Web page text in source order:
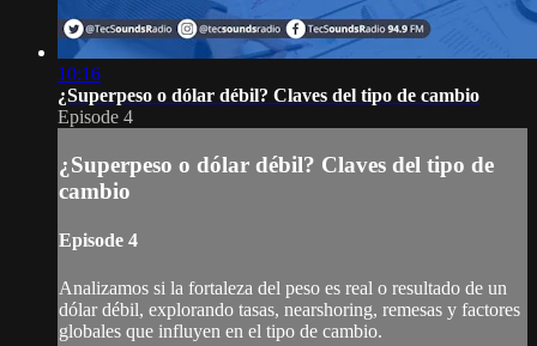
10:16
¿Superpeso o dólar débil? Claves del tipo de cambio
Episode 4
¿Superpeso o dólar débil? Claves del tipo de
cambio
Episode 4
Analizamos si la fortaleza del peso es real o resultado de un
dólar débil, explorando tasas, nearshoring, remesas y factores
globales que influyen en el tipo de cambio.